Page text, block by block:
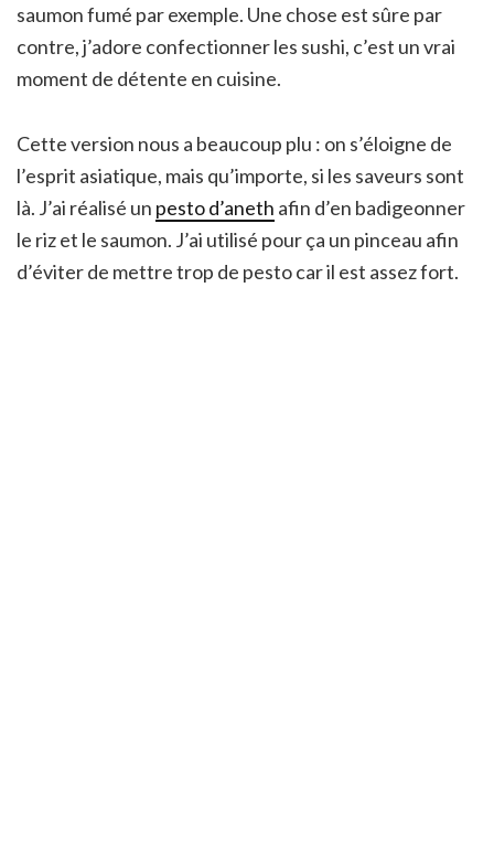
saumon fumé par exemple. Une chose est sûre par
contre, j’adore confectionner les sushi, c’est un vrai
moment de détente en cuisine.
Cette version nous a beaucoup plu : on s’éloigne de
l’esprit asiatique, mais qu’importe, si les saveurs sont
là. J’ai réalisé un pesto d’aneth afin d’en badigeonner
le riz et le saumon. J’ai utilisé pour ça un pinceau afin
d’éviter de mettre trop de pesto car il est assez fort.